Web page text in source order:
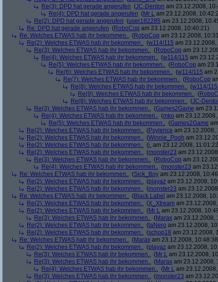
Re(3): DPD hat gerade angerufen (JC-Denton am 23.12.2008,
Re(4): DPD hat gerade angerufen (Mr L am 23.12.2008,
Re(2): DPD hat gerade angerufen (user182285 am 23.12.2008,
Re: DPD hat gerade angerufen (RoboCop am 23.12.2008, 10:40:21)
Re: Welches ETWAS hab ihr bekommen.. (RoboCop am 23.12.2008,
Re(2): Welches ETWAS hab ihr bekommen.. (w114/115 am
Re(3): Welches ETWAS hab ihr bekommen.. (RoboCop am
Re(4): Welches ETWAS hab ihr bekommen.. (w114/115 am
Re(5): Welches ETWAS hab ihr bekommen.. (RoboCop am
Re(6): Welches ETWAS hab ihr bekommen.. (w114/115 am
Re(7): Welches ETWAS hab ihr bekommen.. (RoboCop
Re(8): Welches ETWAS hab ihr bekommen.. (w114/115
Re(9): Welches ETWAS hab ihr bekommen.. (
Re(8): Welches ETWAS hab ihr bekommen.. (JC-
Re(3): Welches ETWAS hab ihr bekommen.. (Games2Game am
Re(4): Welches ETWAS hab ihr bekommen.. (mko am
Re(5): Welches ETWAS hab ihr bekommen.. (Games2Game
Re(2): Welches ETWAS hab ihr bekommen.. (Psylence am 23.12.2008,
Re(2): Welches ETWAS hab ihr bekommen.. (Winnie_Pooh am
Re(2): Welches ETWAS hab ihr bekommen.. (j. am 23.12.2008,
Re(2): Welches ETWAS hab ihr bekommen.. (monster23 am
Re(3): Welches ETWAS hab ihr bekommen.. (RoboCop am
Re(4): Welches ETWAS hab ihr bekommen.. (monster23 am
Re: Welches ETWAS hab ihr bekommen.. (Sick_Boy am 23.12.2008,
Re(2): Welches ETWAS hab ihr bekommen.. (playaz am 23.12.2008,
Re(2): Welches ETWAS hab ihr bekommen.. (monster23 am
Re: Welches ETWAS hab ihr bekommen.. (Black Label am 23.12.2008,
Re(2): Welches ETWAS hab ihr bekommen.. (X_Xtream am
Re(2): Welches ETWAS hab ihr bekommen.. (Mr L am 23.12.2008,
Re(3): Welches ETWAS hab ihr bekommen.. (Marax am 23.12.2008,
Re(2): Welches ETWAS hab ihr bekommen.. (taNero am 23.12.2008,
Re(2): Welches ETWAS hab ihr bekommen.. (schop18 am 23.12.2008,
Re: Welches ETWAS hab ihr bekommen.. (Marax am 23.12.2008,
Re(2): Welches ETWAS hab ihr bekommen.. (playaz am 23.12.2008,
Re(3): Welches ETWAS hab ihr bekommen.. (Mr L am 23.12.2008,
Re(3): Welches ETWAS hab ihr bekommen.. (Marax am 23.12.2008,
Re(4): Welches ETWAS hab ihr bekommen.. (Mr L am
Re(3): Welches ETWAS hab ihr bekommen.. (monster23 am